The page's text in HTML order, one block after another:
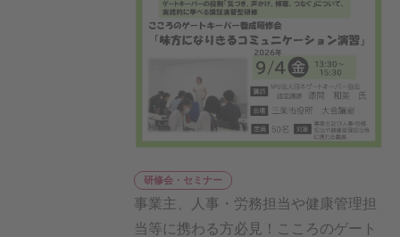
研修会・セミナー
事業主、人事・労務担当や健康管理担
当等に携わる方必見！こころのゲート